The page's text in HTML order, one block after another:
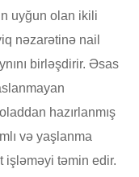
uyğun olan ikili
nəzarətinə nail
birləşdirir. Əsas
hazırlanmış
və yaşlanma
işləməyi təmin edir.